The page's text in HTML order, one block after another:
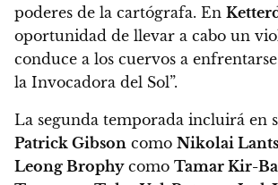
poderes de la cartógrafa. En
oportunidad de llevar a cabo un
conduce a los cuervos a
la Invocadora del Sol”.
La segunda temporada incluirá en
Patrick Gibson como Nikolai
Leong Brophycomo Tamar Kir-